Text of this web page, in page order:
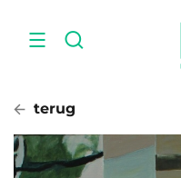
terug